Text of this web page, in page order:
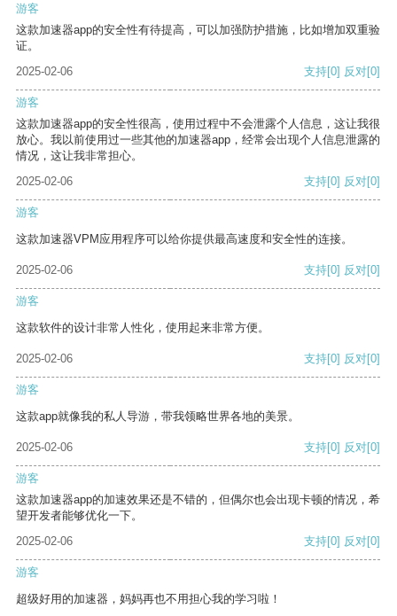
游客
这款加速器app的安全性有待提高，可以加强防护措施，比如增加双重验
证。
2025-02-06
支持[0] 反对[0]
游客
这款加速器app的安全性很高，使用过程中不会泄露个人信息，这让我很
放心。我以前使用过一些其他的加速器app，经常会出现个人信息泄露的
情况，这让我非常担心。
2025-02-06
支持[0] 反对[0]
游客
这款加速器VPM应用程序可以给你提供最高速度和安全性的连接。
2025-02-06 支持[0] 反对[0]
游客
这款软件的设计非常人性化，使用起来非常方便。
2025-02-06 支持[0] 反对[0]
游客
这款app就像我的私人导游，带我领略世界各地的美景。
2025-02-06 支持[0] 反对[0]
游客
这款加速器app的加速效果还是不错的，但偶尔也会出现卡顿的情况，希
望开发者能够优化一下。
2025-02-06
支持[0] 反对[0]
游客
超级好用的加速器，妈妈再也不用担心我的学习啦！